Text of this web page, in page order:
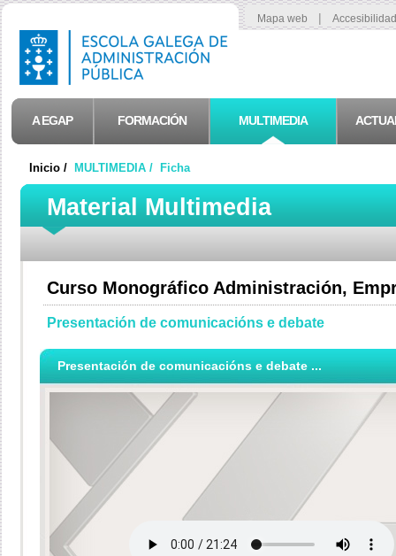
Mapa web |
A EGAP FORMACIÓN MULTIMEDIA
Inicio / MULTIMEDIA / Ficha
Material Multimedia
Curso Monográfico Administración,
Presentación de comunicacións e debate
Presentación de comunicacións e debate ...